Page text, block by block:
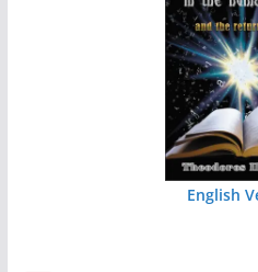
English